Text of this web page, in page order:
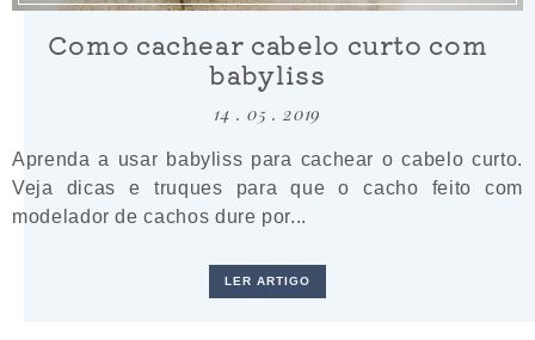
Como cachear cabelo curto com
babyliss
14 . 05 . 2019
Aprenda a usar babyliss para cachear o cabelo curto.
Veja dicas e truques para que o cacho feito com
modelador de cachos dure por...
LER ARTIGO